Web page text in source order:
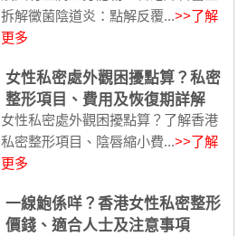
拆解黴菌陰道炎：點解反覆...>>了解
更多
女性私密處外觀困擾點算？私密
整形項目、費用及恢復期詳解
女性私密處外觀困擾點算？了解香港
私密整形項目、陰唇縮小費...>>了解
更多
一線鮑係咩？香港女性私密整形
價錢、適合人士及注意事項